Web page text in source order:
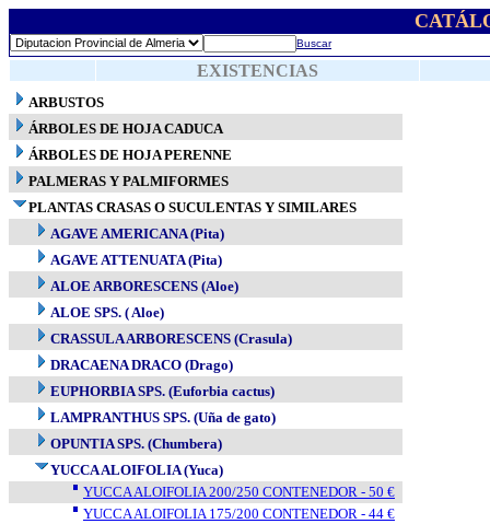
Buscar
EXISTENCIAS
ARBUSTOS
ÁRBOLES DE HOJA CADUCA
ÁRBOLES DE HOJA PERENNE
PALMERAS Y PALMIFORMES
PLANTAS CRASAS O SUCULENTAS Y SIMILARES
AGAVE AMERICANA (Pita)
AGAVE ATTENUATA (Pita)
ALOE ARBORESCENS (Aloe)
ALOE SPS. ( Aloe)
CRASSULA ARBORESCENS (Crasula)
DRACAENA DRACO (Drago)
EUPHORBIA SPS. (Euforbia cactus)
LAMPRANTHUS SPS. (Uña de gato)
OPUNTIA SPS. (Chumbera)
YUCCA ALOIFOLIA (Yuca)
YUCCA ALOIFOLIA 200/250 CONTENEDOR - 50 €
YUCCA ALOIFOLIA 175/200 CONTENEDOR - 44 €